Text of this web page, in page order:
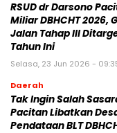
RSUD dr Darsono
Miliar DBHCHT 2026,
Jalan Tahap III
Tahun Ini
Selasa, 23 Jun 2026 -
Daerah
Tak Ingin Salah
Pacitan Libatkan
Pendataan BLT